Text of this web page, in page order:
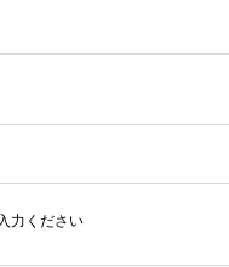
力ください